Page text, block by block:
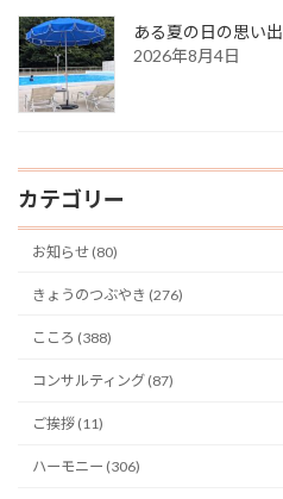
ある夏の日の思い出
2026年8月4日
カテゴリー
お知らせ (80)
きょうのつぶやき (276)
こころ (388)
コンサルティング (87)
ご挨拶 (11)
ハーモニー (306)